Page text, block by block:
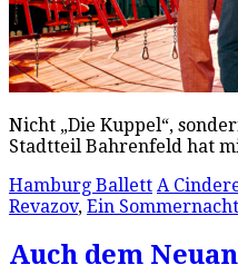
Nicht „Die Kuppel“,
Stadtteil Bahrenfeld hat
Hamburg Ballett A
Revazov, Ein
Auch dem